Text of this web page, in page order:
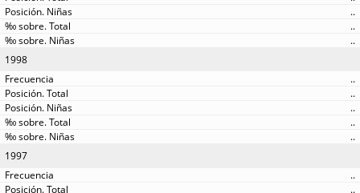
..
..
..
1998
..
..
..
..
..
1997
..
..